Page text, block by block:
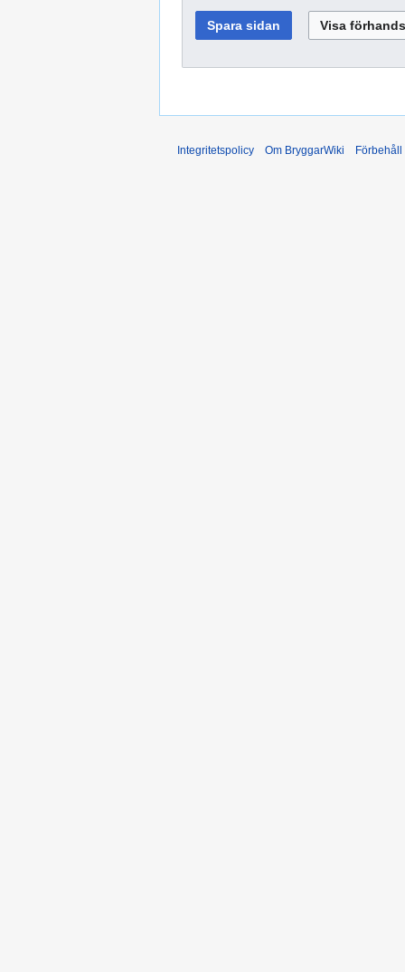
Integritetspolicy Om BryggarWiki Förbehåll